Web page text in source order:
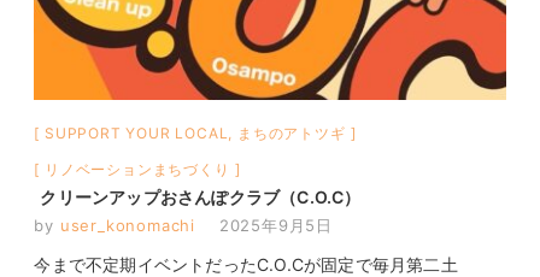
SUPPORT YOUR LOCAL, まちのアトツギ
リノベーションまちづくり
クリーンアップおさんぽクラブ（C.O.C）
by user_konomachi 2025年9月5日
今まで不定期イベントだったC.O.Cが固定で毎月第二土